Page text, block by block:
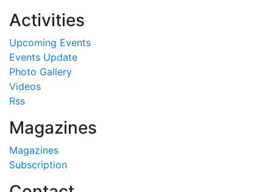
Activities
Upcoming Events
Events Update
Photo Gallery
Videos
Rss
Magazines
Magazines
Subscription